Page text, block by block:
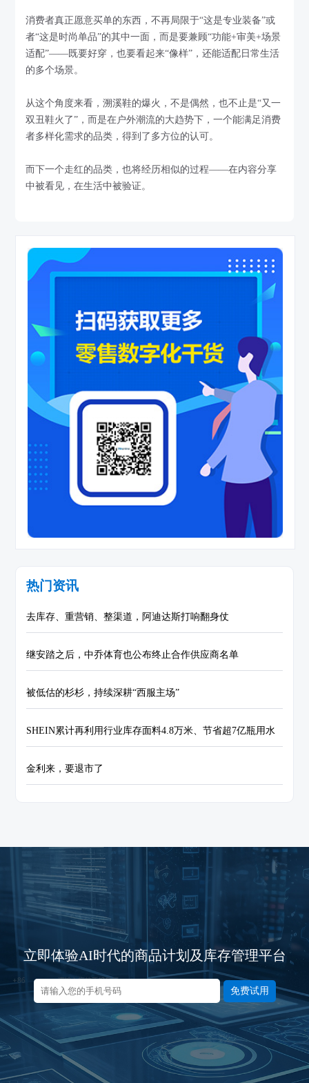
消费者真正愿意买单的东西，不再局限于“这是专业装备”或
者“这是时尚单品”的其中一面，而是要兼顾“功能+审美+场景
适配”——既要好穿，也要看起来“像样”，还能适配日常生活
的多个场景。
从这个角度来看，溯溪鞋的爆火，不是偶然，也不止是“又一
双丑鞋火了”，而是在户外潮流的大趋势下，一个能满足消费
者多样化需求的品类，得到了多方位的认可。
而下一个走红的品类，也将经历相似的过程——在内容分享
中被看见，在生活中被验证。
热门资讯
去库存、重营销、整渠道，阿迪达斯打响翻身仗
继安踏之后，中乔体育也公布终止合作供应商名单
被低估的杉杉，持续深耕“西服主场”
SHEIN累计再利用行业库存面料4.8万米、节省超7亿瓶用水
金利来，要退市了
立即体验AI时代的商品计划及库存管理平台
免费试用